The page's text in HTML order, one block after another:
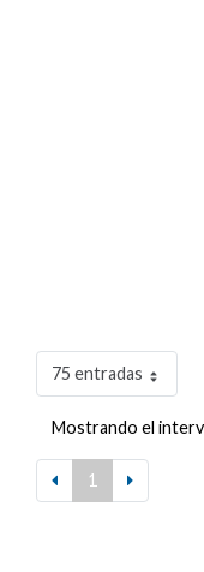
75 entradas
Mostrando el
1